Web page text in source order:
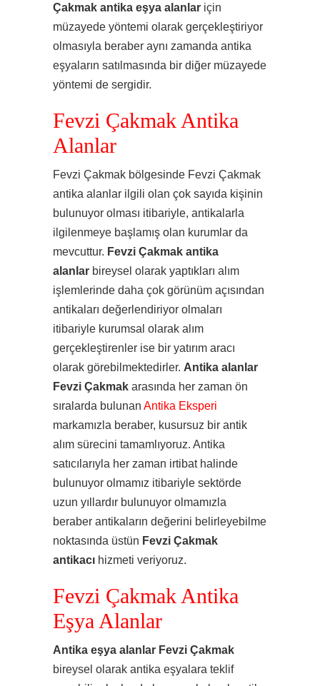
Çakmak antika eşya alanlar için
müzayede yöntemi olarak gerçekleştiriyor
olmasıyla beraber aynı zamanda antika
eşyaların satılmasında bir diğer müzayede
yöntemi de sergidir.
Fevzi Çakmak Antika
Alanlar
Fevzi Çakmak bölgesinde Fevzi Çakmak
antika alanlar ilgili olan çok sayıda kişinin
bulunuyor olması itibariyle, antikalarla
ilgilenmeye başlamış olan kurumlar da
mevcuttur. Fevzi Çakmak antika
alanlar bireysel olarak yaptıkları alım
işlemlerinde daha çok görünüm açısından
antikaları değerlendiriyor olmaları
itibariyle kurumsal olarak alım
gerçekleştirenler ise bir yatırım aracı
olarak görebilmektedirler. Antika alanlar
Fevzi Çakmak arasında her zaman ön
sıralarda bulunan Antika Eksperi
markamızla beraber, kusursuz bir antik
alım sürecini tamamlıyoruz. Antika
satıcılarıyla her zaman irtibat halinde
bulunuyor olmamız itibariyle sektörde
uzun yıllardır bulunuyor olmamızla
beraber antikaların değerini belirleyebilme
noktasında üstün Fevzi Çakmak
antikacı hizmeti veriyoruz.
Fevzi Çakmak Antika
Eşya Alanlar
Antika eşya alanlar Fevzi Çakmak
bireysel olarak antika eşyalara teklif